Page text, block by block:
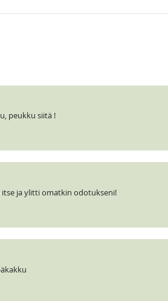
peukku siitä !
ja ylitti omatkin odotukseni!